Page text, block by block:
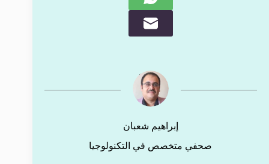
إبراهيم شعبان
صحفي متخصص في التكنولوجيا